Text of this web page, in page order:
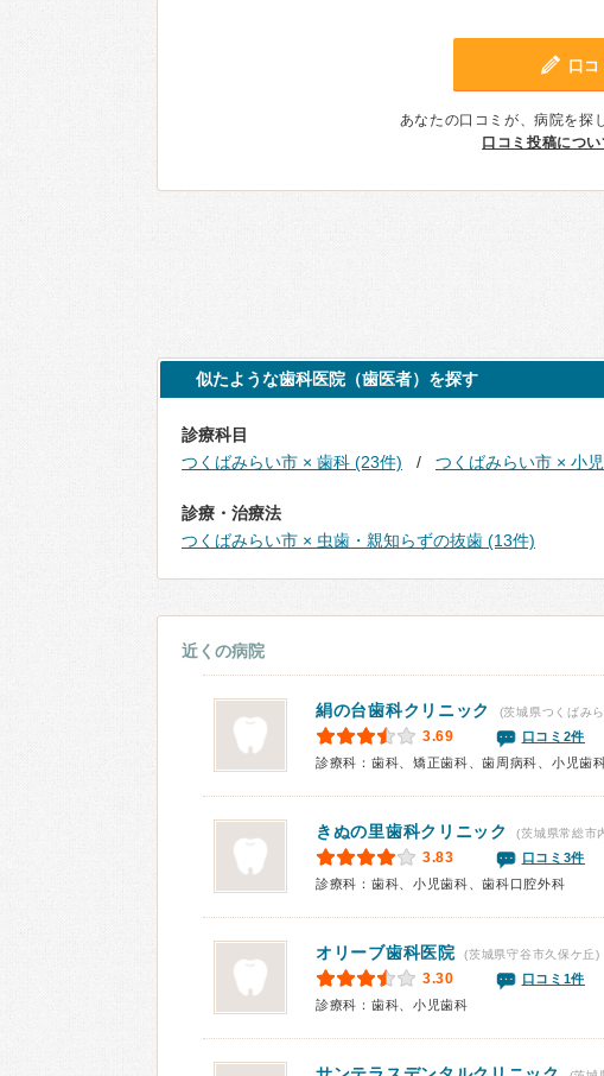
口
あなたの口コミが、病院を探
口コミ投稿につ
似たような歯科医院（歯医者）を探す
診療科目
つくばみらい市 × 歯科 (23件)
つくばみらい市 × 小
診療・治療法
つくばみらい市 × 虫歯・親知らずの抜歯 (13件)
近くの病院
絹の台歯科クリニック (茨城県つくばみ
3.69
口コミ2件
診療科：歯科、矯正歯科、歯周病科、小児歯
きぬの里歯科クリニック (茨城県常総市
3.83
口コミ3件
診療科：歯科、小児歯科、歯科口腔外科
オリーブ歯科医院 (茨城県守谷市久保ケ丘)
3.30
口コミ1件
診療科：歯科、小児歯科